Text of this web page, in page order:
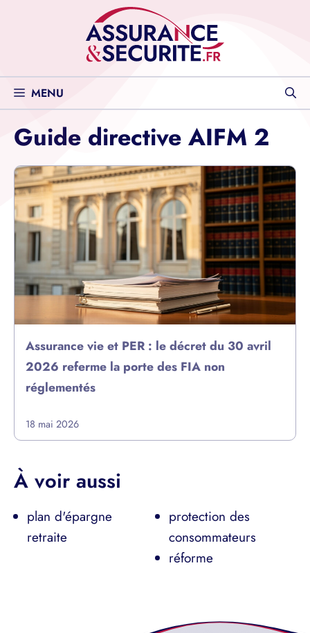
MENU
Guide directive AIFM 2
Assurance vie et PER : le décret du 30 avril
2026 referme la porte des FIA non
réglementés
18 mai 2026
À voir aussi
plan d'épargne
retraite
protection des
consommateurs
réforme